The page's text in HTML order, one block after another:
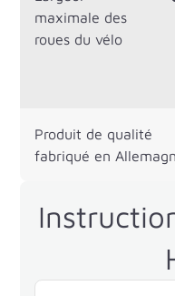
maximale des
roues du vélo
Produit de qualité
fabriqué en